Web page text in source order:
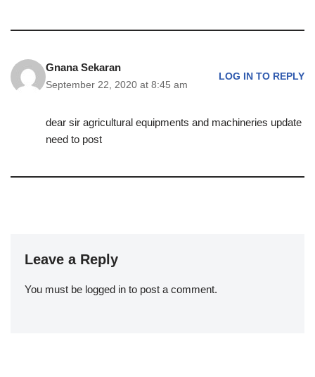
Gnana Sekaran
September 22, 2020 at 8:45 am
LOG IN TO REPLY
dear sir agricultural equipments and machineries update
need to post
Leave a Reply
You must be logged in to post a comment.